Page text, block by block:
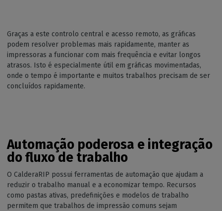
Graças a este controlo central e acesso remoto, as gráficas
podem resolver problemas mais rapidamente, manter as
impressoras a funcionar com mais frequência e evitar longos
atrasos. Isto é especialmente útil em gráficas movimentadas,
onde o tempo é importante e muitos trabalhos precisam de ser
concluídos rapidamente.
Automação poderosa e integração
do fluxo de trabalho
O CalderaRIP possui ferramentas de automação que ajudam a
reduzir o trabalho manual e a economizar tempo. Recursos
como pastas ativas, predefinições e modelos de trabalho
permitem que trabalhos de impressão comuns sejam